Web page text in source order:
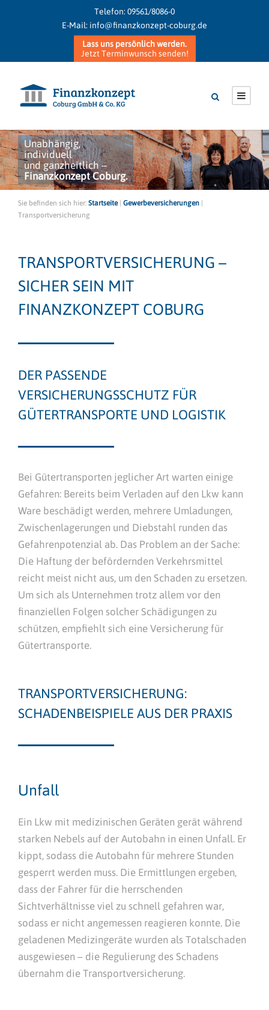
Telefon: 09561/8086-0
E-Mail: info@finanzkonzept-coburg.de
Lass uns persönlich werden.
Jetzt Terminwunsch senden!
Unabhängig,
individuell
und ganzheitlich –
Finanzkonzept Coburg.
Sie befinden sich hier: Startseite| Gewerbeversicherungen
Transportversicherung
TRANSPORTVERSICHERUNG –
SICHER SEIN MIT
FINANZKONZEPT COBURG
DER PASSENDE
VERSICHERUNGSSCHUTZ FÜR
GÜTERTRANSPORTE UND LOGISTIK
Bei Gütertransporten jeglicher Art warten einige
Gefahren: Bereits beim Verladen auf den Lkw kann
Ware beschädigt werden, mehrere Umladungen,
Zwischenlagerungen und Diebstahl runden das
Gefahrenpotenzial ab. Das Problem an der Sache:
Die Haftung der befördernden Verkehrsmittel
reicht meist nicht aus, um den Schaden zu ersetzen.
Um sich als Unternehmen trotz allem vor den
finanziellen Folgen solcher Schädigungen zu
schützen, empfiehlt sich eine Versicherung für
Gütertransporte.
TRANSPORTVERSICHERUNG:
SCHADENBEISPIELE AUS DER PRAXIS
Unfall
Ein Lkw mit medizinischen Geräten gerät während
starken Nebels auf der Autobahn in einen Unfall. Er
kippt, sodass die Autobahn für mehrere Stunden
gesperrt werden muss. Die Ermittlungen ergeben,
dass der Fahrer für die herrschenden
Sichtverhältnisse viel zu schnell gefahren war,
sodass er nicht angemessen reagieren konnte. Die
geladenen Medizingeräte wurden als Totalschaden
ausgewiesen – die Regulierung des Schadens
übernahm die Transportversicherung.